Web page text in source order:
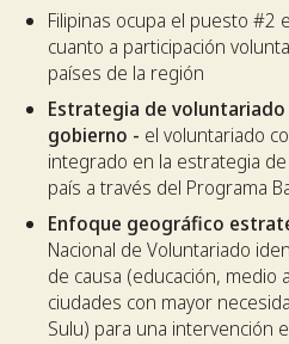
Filipinas ocupa el puesto #2
cuanto a participación
países de la región
Estrategia de
gobierno - el voluntariado
integrado en la estrategia
país a través del Programa
Enfoque geográfico
Nacional de Voluntariado
de causa (educación, medio
ciudades con mayor
Sulu) para una intervención